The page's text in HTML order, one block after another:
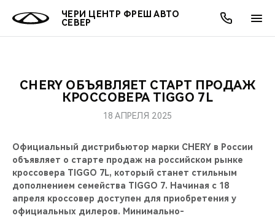
ЧЕРИ ЦЕНТР ФРЕШ АВТО
СЕВЕР
МОДЕЛИ
КРОССОВЕРЫ
СЕДАНЫ
ПОКУПАТЕЛЯМ
КРЕДИТ И СТРАХОВАНИЕ
ВЛАДЕЛЬЦАМ
ЗАПЧАСТИ И АКСЕССУАРЫ
ПОДДЕРЖКА
CHERY CONNECT
МИР CHERY
О БРЕНДЕ
CHERY В СОЦСЕТЯХ
ЛЮДИ CHERY
АКЦИИ
ОНЛАЙН СЕРВИСЫ
КРЕДИТ
О КОМПАНИИ
МЫ В СОЦСЕТЯХ
CHERY ОБЪЯВЛЯЕТ СТАРТ ПРОДАЖ
КРОССОВЕРА TIGGO 7L
18 АПРЕЛЯ 2025
Официальный дистрибьютор марки CHERY в России
объявляет о старте продаж на российском рынке
кроссовера TIGGO 7L, который станет стильным
дополнением семейства TIGGO 7. Начиная с 18
апреля кроссовер доступен для приобретения у
официальных дилеров. Минимально-